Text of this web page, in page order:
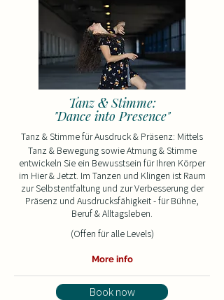
Tanz&Stimme:
"Dance into Presence"
Tanz & Stimme für Ausdruck & Präsenz: Mittels
Tanz & Bewegung sowie Atmung & Stimme
entwickeln Sie ein Bewusstsein für Ihren Körper
im Hier & Jetzt. Im Tanzen und Klingen ist Raum
zur Selbstentfaltung und zur Verbesserung der
Präsenz und Ausdrucksfähigkeit - für Bühne,
Beruf & Alltagsleben​​.
(Offen für alle Levels)
More info
Book now